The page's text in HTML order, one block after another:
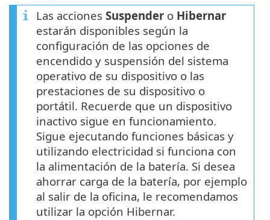
Las acciones Suspender o Hibernar
estarán disponibles según la
configuración de las opciones de
encendido y suspensión del sistema
operativo de su dispositivo o las
prestaciones de su dispositivo o
portátil. Recuerde que un dispositivo
inactivo sigue en funcionamiento.
Sigue ejecutando funciones básicas y
utilizando electricidad si funciona con
la alimentación de la batería. Si desea
ahorrar carga de la batería, por ejemplo
al salir de la oficina, le recomendamos
utilizar la opción Hibernar.